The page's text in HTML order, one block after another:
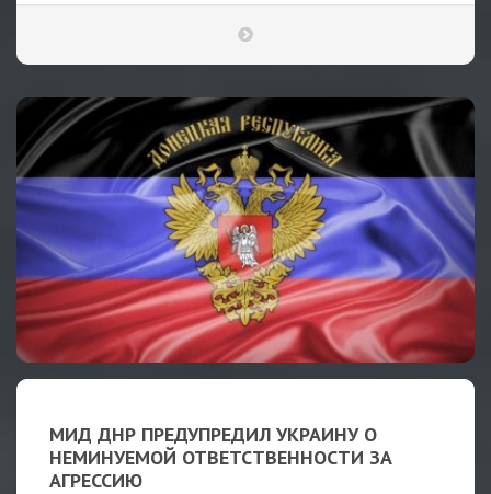
МИД ДНР ПРЕДУПРЕДИЛ УКРАИНУ О
НЕМИНУЕМОЙ ОТВЕТСТВЕННОСТИ ЗА
АГРЕССИЮ